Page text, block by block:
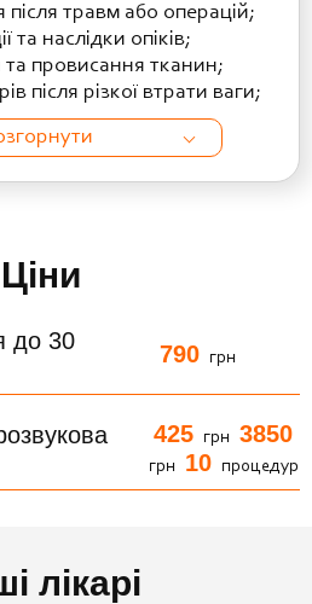
після травм або операцій;
та наслідки опіків;
та провисання тканин;
після різкої втрати ваги;
Ціни
до 30
790 грн
425 грн 3850
грн 10 процедур
лікарі